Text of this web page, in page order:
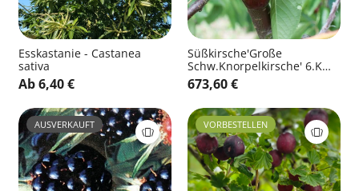
Esskastanie - Castanea
sativa
Ab 6,40 €
Süßkirsche'Große
Schw.Knorpelkirsche' 6.KW -
Prunus avium 'Gr.Schwarze
Knorpelk.' zert.vf
673,60 €
AUSVERKAUFT VORBESTELLEN